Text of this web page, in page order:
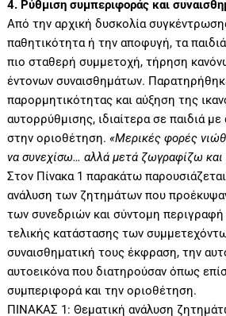
4. Ρύθμιση συμπεριφοράς και
Από την αρχική δυσκολία
παθητικότητα ή την αποφυγή, τα
πιο σταθερή συμμετοχή, τήρηση
έντονων συναισθημάτων.
παρορμητικότητας και αύξηση της
αυτορρύθμισης, ιδιαίτερα σε παιδιά
στην οριοθέτηση.«Μερικές φορές
να συνεχίσω… αλλά μετά ζωγραφίζω
Στον Πίνακα 1 παρακάτω
ανάλυση των ζητημάτων που
των συνεδριών και σύντομη περιγραφή
τελικής κατάστασης των
συναισθηματική τους έκφραση, την
αυτοεικόνα που διατηρούσαν όπως
συμπεριφορά και την οριοθέτηση.
ΠΙΝΑΚΑΣ 1: Θεματική ανάλυση